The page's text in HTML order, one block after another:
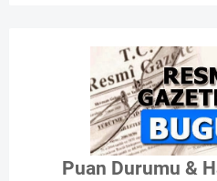
Puan Durumu &